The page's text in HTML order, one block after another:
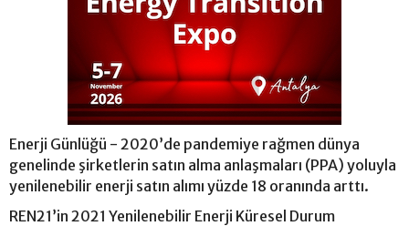
Enerji Günlüğü - 2020’de pandemiye rağmen dünya
genelinde şirketlerin satın alma anlaşmaları (PPA) yoluyla
yenilenebilir enerji satın alımı yüzde 18 oranında arttı.
REN21’in 2021 Yenilenebilir Enerji Küresel Durum